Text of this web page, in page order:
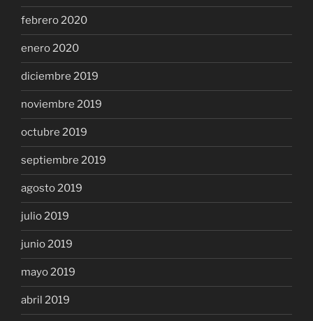
febrero 2020
enero 2020
diciembre 2019
noviembre 2019
octubre 2019
septiembre 2019
agosto 2019
julio 2019
junio 2019
mayo 2019
abril 2019